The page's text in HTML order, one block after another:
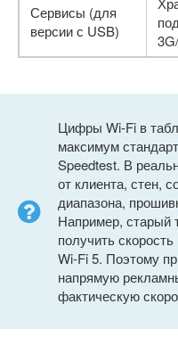
Сервисы (для
версии с USB)
Цифры Wi-Fi в
максимум
Speedtest. В
от клиента, стен,
диапазона,
Например, старый
получить
Wi-Fi 5. Поэтому
напрямую
фактическую